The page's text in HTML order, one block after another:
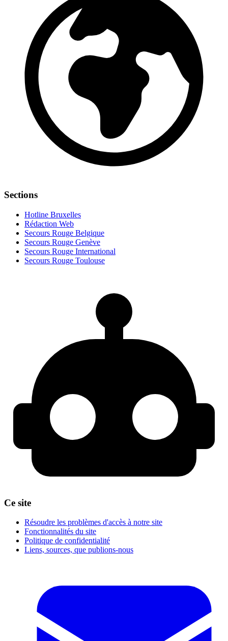
Sections
Hotline Bruxelles
Rédaction Web
Secours Rouge Belgique
Secours Rouge Genève
Secours Rouge International
Secours Rouge Toulouse
Ce site
Résoudre les problèmes d'accès à notre site
Fonctionnalités du site
Politique de confidentialité
Liens, sources, que publions-nous